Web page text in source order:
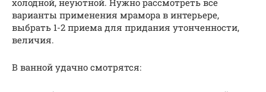
холодной, неуютной. Нужно рассмотреть все
варианты применения мрамора в интерьере,
выбрать 1-2 приема для придания утонченности,
величия.
В ванной удачно смотрятся: